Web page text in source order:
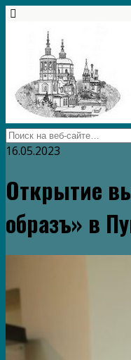
16.05.2023
Открытие
образъ» в